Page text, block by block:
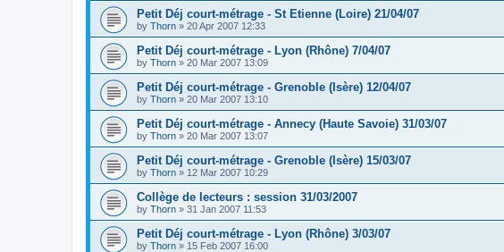
Petit Déj court-métrage - St Etienne (Loire) 21/04/07
by Thorn » 20 Apr 2007 12:33
Petit Déj court-métrage - Lyon (Rhône) 7/04/07
by Thorn » 20 Mar 2007 13:09
Petit Déj court-métrage - Grenoble (Isère) 12/04/07
by Thorn » 20 Mar 2007 13:10
Petit Déj court-métrage - Annecy (Haute Savoie) 31/03/07
by Thorn » 20 Mar 2007 13:07
Petit Déj court-métrage - Grenoble (Isère) 15/03/07
by Thorn » 12 Mar 2007 10:29
Collège de lecteurs : session 31/03/2007
by Thorn » 31 Jan 2007 11:53
Petit Déj court-métrage - Lyon (Rhône) 3/03/07
by Thorn » 15 Feb 2007 16:00